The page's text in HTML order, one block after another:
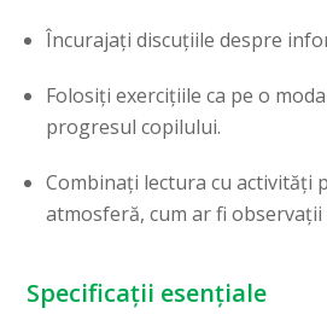
Încurajați discuțiile despre
Folosiți exercițiile ca pe o
progresul copilului.
Combinați lectura cu activități
atmosferă, cum ar fi
Specificații esențiale